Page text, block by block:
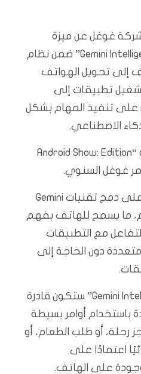
غوغل عن ميزة
جديدة تحمل اسم “Gemini Intelligence” ضمن نظام
إلى تحويل الهواتف
تطبيقات إلى
على تنفيذ المهام بشكل
الاصطناعي.
وجاء الإعلان خلال فعالية “Android Show: Edition
وتعتمد الميزة الجديدة على دمج تقنيات Gemini
ما يسمح للهاتف بفهم
مع التطبيقات
دون الحاجة إلى
وقالت غوغل إن “Gemini Intelligence” ستكون قادرة
أوامر بسيطة
رحلة، أو طلب الطعام، أو
اعتمادًا على
على الهاتف.